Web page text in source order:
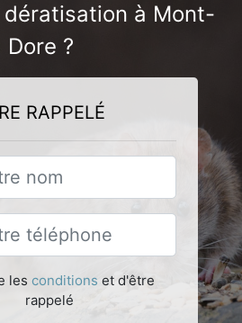
dératisation à Mont-
Dore ?
RAPPELÉ
les conditions et d'être
rappelé